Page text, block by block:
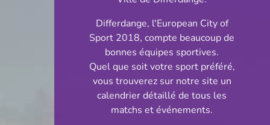
25.10.2024
20:00
Centre Sportif Fousbann
Partager
SENIOR – Division
Differdange, l'European City of
Sport 2018, compte beaucoup de
bonnes équipes sportives.
Quel que soit votre sport préféré,
vous trouverez sur notre site un
calendrier détaillé de tous les
matchs et événements.